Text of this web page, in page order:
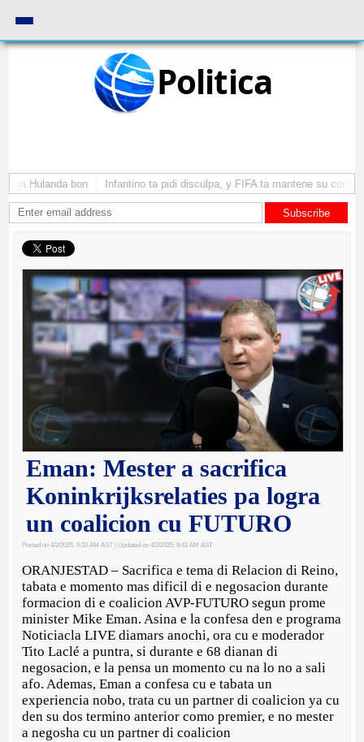
Politica
Hulanda bon Infantino ta pidi disculpa, y FIFA ta mantene su como
Subscribe
Eman: Mester a sacrifica
Koninkrijksrelaties pa logra
un coalicion cu FUTURO
Posted on 4/2/2025, 9:33 AM AST | Updated on 4/2/2025, 9:43 AM AST
ORANJESTAD – Sacrifica e tema di Relacion di Reino,
tabata e momento mas dificil di e negosacion durante
formacion di e coalicion AVP-FUTURO segun prome
minister Mike Eman. Asina e la confesa den e programa
Noticiacla LIVE diamars anochi, ora cu e moderador
Tito Laclé a puntra, si durante e 68 dianan di
negosacion, e la pensa un momento cu na lo no a sali
afo. Ademas, Eman a confesa cu e tabata un
experiencia nobo, trata cu un partner di coalicion ya cu
den su dos termino anterior como premier, e no mester
a negosha cu un partner di coalicion